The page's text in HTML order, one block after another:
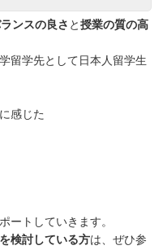
ンスの良さ と授業の質の高
留学先として日本人留学生
感じた
ートしていきます。
検討している方は、ぜひ参